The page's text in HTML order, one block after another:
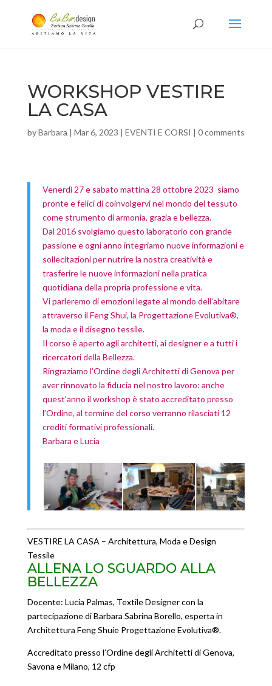
WORKSHOP VESTIRE
LA CASA
byBarbara | Mar 6, 2023 | EVENTI E CORSI | 0 comments
Venerdì 27 e sabato mattina 28 ottobre 2023 siamo
pronte e felici di coinvolgervi nel mondo del tessuto
come strumento di armonia, grazia e bellezza.
Dal 2016 svolgiamo questo laboratorio con grande
passione e ogni anno integriamo nuove informazioni e
sollecitazioni per nutrire la nostra creatività e
trasferire le nuove informazioni nella pratica
quotidiana della propria professione e vita.
Vi parleremo di emozioni legate al mondo dell’abitare
attraverso il Feng Shui, la Progettazione Evolutiva®,
la moda e il disegno tessile.
Il corso è aperto agli architetti, ai designer e a tutti i
ricercatori della Bellezza.
Ringraziamo l’Ordine degli Architetti di Genova per
aver rinnovato la fiducia nel nostro lavoro: anche
quest’anno il workshop è stato accreditato presso
l’Ordine, al termine del corso verranno rilasciati 12
crediti formativi professionali.
Barbara e Lucia
VESTIRE LA CASA – Architettura, Moda e Design
Tessile
ALLENA LO SGUARDO ALLA
BELLEZZA
Docente: Lucia Palmas, Textile Designer con la
partecipazione di Barbara Sabrina Borello, esperta in
Architettura Feng Shuie Progettazione Evolutiva®.
Accreditato presso l’Ordine degli Architetti di Genova,
Savona e Milano, 12 cfp